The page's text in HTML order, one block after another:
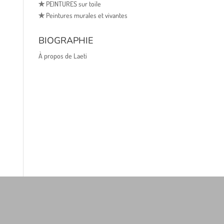
✯PEINTURES sur toile
✯Peintures murales et vivantes
BIOGRAPHIE
À propos de Laeti